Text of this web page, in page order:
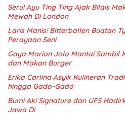
Seru! Ayu Ting Ting Ajak Bilqis
Mewah Di London
Laris Manis! Bitterballen Buatan
Perayaan Seni
Gaya Marion Jola Mantai Sambil
dan Makan Burger
Erika Carlina Asyik Kulineran
hingga Gado-Gado
Bumi Aki Signature dan UFS
Jawa Di